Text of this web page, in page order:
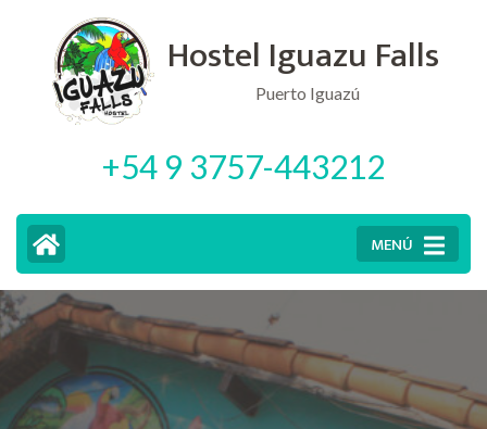
contenido
(presiona
Intro)
Hostel Iguazu Falls
Puerto Iguazú
+54 9 3757-443212
MENÚ